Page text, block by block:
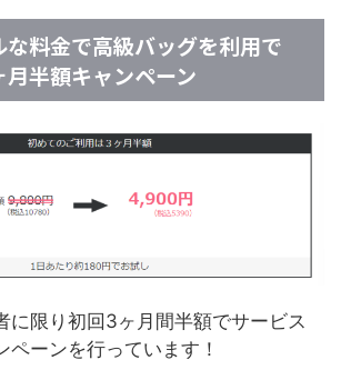
な料金で高級バッグを利用で
半額キャンペーン
に限り初回3ヶ月間半額でサービス
ペーンを行っています！